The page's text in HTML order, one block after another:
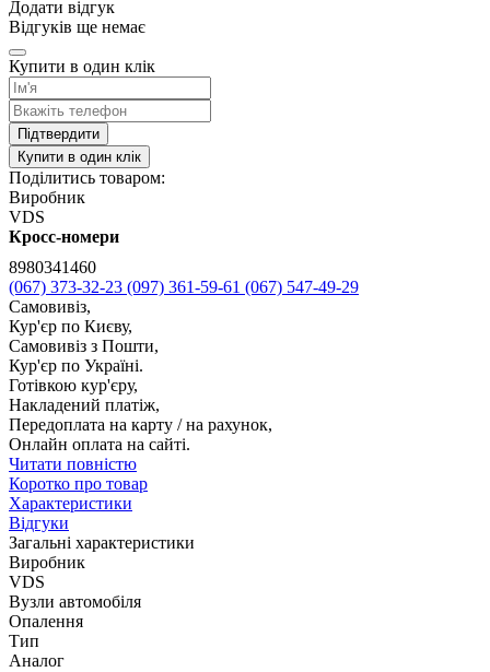
Додати відгук
Відгуків ще немає
Купити в один клік
Підтвердити
Купити в один клік
Поділитись товаром:
Виробник
VDS
Кросс-номери
8980341460
(067) 373-32-23 (097) 361-59-61 (067) 547-49-29
Самовивіз,
Кур'єр по Києву,
Самовивіз з Пошти,
Кур'єр по Україні.
Готівкою кур'єру,
Накладений платіж,
Передоплата на карту / на рахунок,
Онлайн оплата на сайті.
Читати повністю
Коротко про товар
Характеристики
Відгуки
Загальні характеристики
Виробник
VDS
Вузли автомобіля
Опалення
Тип
Аналог